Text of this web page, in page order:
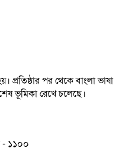
প্রতিষ্ঠার পর থেকে বাংলা ভাষা
ভূমিকা রেখে চলেছে।
- ১১০০